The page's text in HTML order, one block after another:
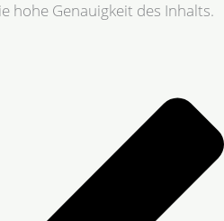
hohe Genauigkeit des Inhalts.